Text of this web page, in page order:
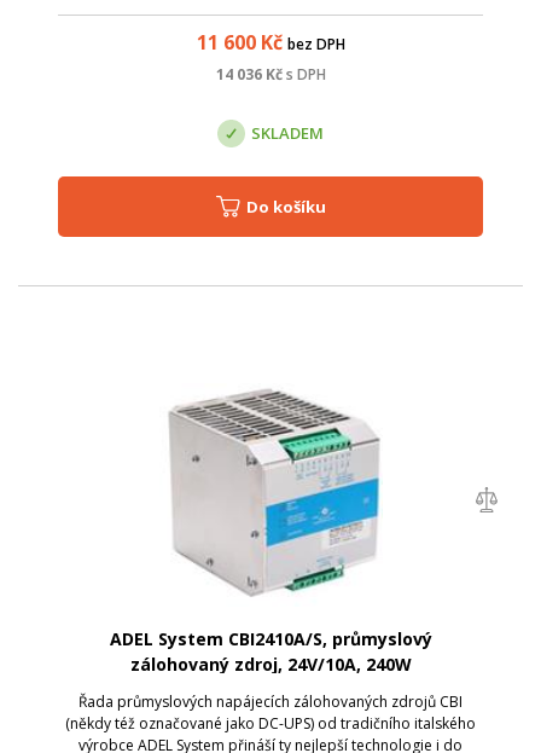
11 600Kč bez DPH
14 036Kč s DPH
SKLADEM
Do košíku
ADEL System CBI2410A/S, průmyslový
zálohovaný zdroj, 24V/10A, 240W
Řada průmyslových napájecích zálohovaných zdrojů CBI
(někdy též označované jako DC-UPS) od tradičního italského
výrobce ADEL System přináší ty nejlepší technologie i do